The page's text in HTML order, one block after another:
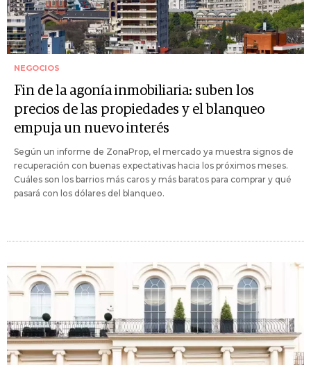
NEGOCIOS
Fin de la agonía inmobiliaria: suben los
precios de las propiedades y el blanqueo
empuja un nuevo interés
Según un informe de ZonaProp, el mercado ya muestra signos de
recuperación con buenas expectativas hacia los próximos meses.
Cuáles son los barrios más caros y más baratos para comprar y qué
pasará con los dólares del blanqueo.